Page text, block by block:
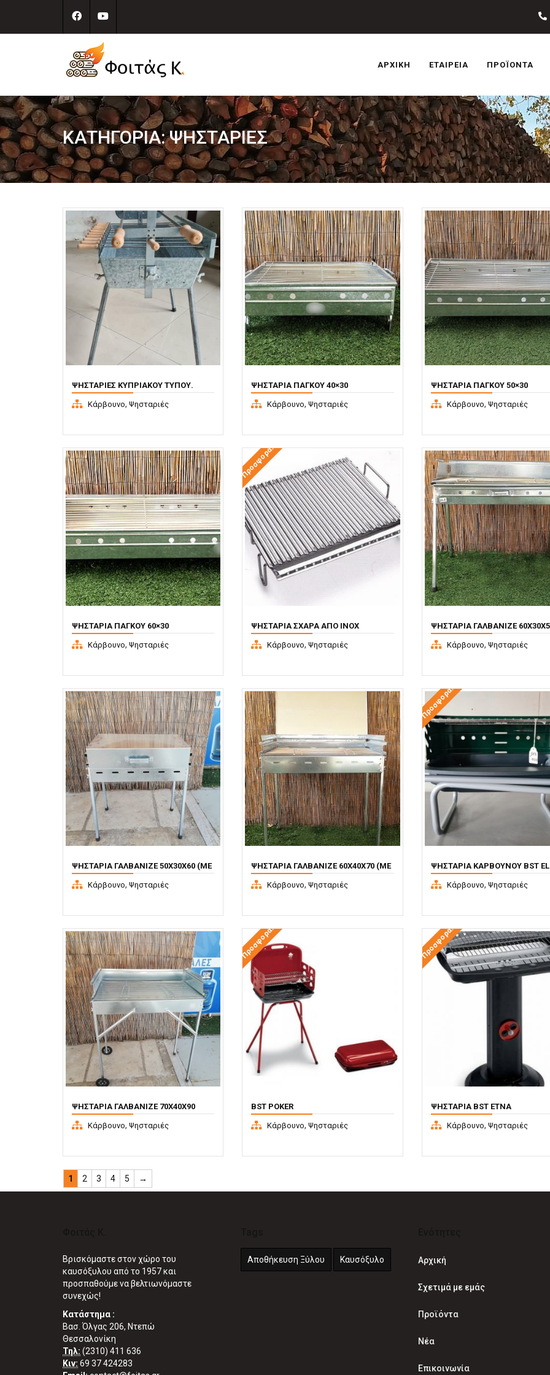
ΑΡΧΙΚΉ ΕΤΑΙΡΕΊΑ ΠΡΟΪΌΝΤΑ
ΚΑΤΗΓΟΡΊΑ:ΨΗΣΤΑΡΙΈΣ
ΨΗΣΤΑΡΙΈΣ ΚΥΠΡΙΑΚΟΎ ΤΎΠΟΥ.
Κάρβουνο, Ψησταριές
ΨΗΣΤΑΡΙΆ ΠΆΓΚΟΥ 40×30
Κάρβουνο,Ψησταριές
ΨΗΣΤΑΡΙΆ ΠΆΓΚΟΥ 50×30
Κάρβουνο, Ψησταριές
ΨΗΣΤΑΡΙΆ ΠΆΓΚΟΥ 60×30
Κάρβουνο, Ψησταριές
Προσφορά!
ΨΗΣΤΑΡΙΆ ΣΧΆΡΑ ΑΠΌ INOX
Κάρβουνο,Ψησταριές
ΨΗΣΤΑΡΙΆ ΓΑΛΒΑΝΙΖΈ
Κάρβουνο, Ψησταριές
ΨΗΣΤΑΡΙΆ ΓΑΛΒΑΝΙΖΈ 50X30X60 (ΜΕ
ΚΑΠΆΚΙ)
Κάρβουνο, Ψησταριές
ΨΗΣΤΑΡΙΆ ΓΑΛΒΑΝΙΖΈ 60X40X70 (ΜΕ
ΚΑΠΆΚΙ)
Κάρβουνο,Ψησταριές
Προσφορά!
ΨΗΣΤΑΡΙΆ ΚΆΡΒΟΥΝΟΥ BST
Κάρβουνο, Ψησταριές
ΨΗΣΤΑΡΙΆ ΓΑΛΒΑΝΙΖΈ 70X40X90
Κάρβουνο, Ψησταριές
Προσφορά!
BST POKER
Κάρβουνο,Ψησταριές
Προσφορά!
ΨΗΣΤΑΡΙΆ BST ETNA
Κάρβουνο, Ψησταριές
1 2 3 4 5 →
Βρισκόμαστε στον χώρο του
καυσόξυλου από το 1957 και
προσπαθούμε να βελτιωνόμαστε
συνεχώς!
Κατάστημα :
Βασ. Όλγας 206, Ντεπώ
Θεσσαλονίκη
Τηλ: (2310) 411 636
Κιν: 69 37 424283
Αποθήκευση Ξύλου Καυσόξυλο Αρχική
Σχετιμά με εμάς
Προϊόντα
Νέα
Επικοινωνία